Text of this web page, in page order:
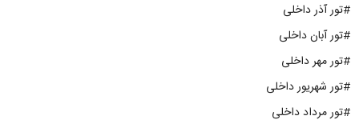
#تور آذر داخلی
#تور آبان داخلی
#تور مهر داخلی
#تور شهریور داخلی
#تور مرداد داخلی